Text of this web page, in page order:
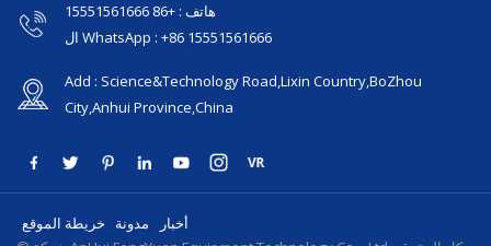
هاتف : +86 15551561666
ال WhatsApp : +86 15551561666
Add : Science&Technology Road,Lixin Country,BoZhou
City,Anhui Province,China
خريطة الموقع مدونة
أخبار